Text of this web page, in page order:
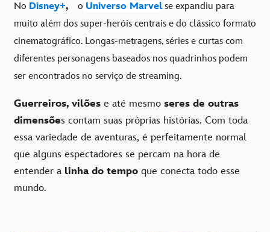
No Disney+, o Universo Marvelse expandiu para
muito além dos super-heróis centrais e do clássico formato
cinematográfico. Longas-metragens, séries e curtas com
diferentes personagens baseados nos quadrinhos podem
ser encontrados no serviço de streaming.
Guerreiros, vilões e até mesmo seres de outras
dimensões contam suas próprias histórias. Com toda
essa variedade de aventuras, é perfeitamente normal
que alguns espectadores se percam na hora de
entender a linha do tempo que conecta todo esse
mundo.